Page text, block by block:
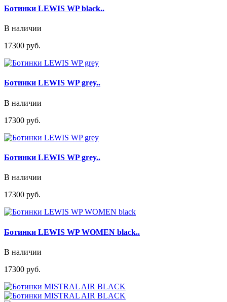
Ботинки LEWIS WP black..
В наличии
17300 руб.
Ботинки LEWIS WP grey..
В наличии
17300 руб.
Ботинки LEWIS WP grey..
В наличии
17300 руб.
Ботинки LEWIS WP WOMEN black..
В наличии
17300 руб.